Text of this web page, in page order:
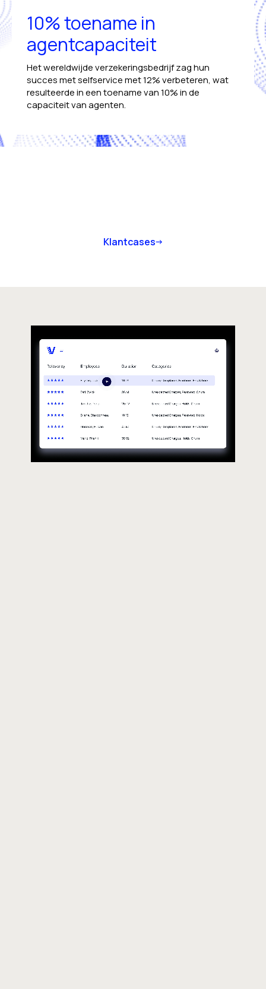
10% toename in
agentcapaciteit
Het wereldwijde verzekeringsbedrijf zag hun
succes met selfservice met 12% verbeteren, wat
resulteerde in een toename van 10% in de
capaciteit van agenten.
Klantcases